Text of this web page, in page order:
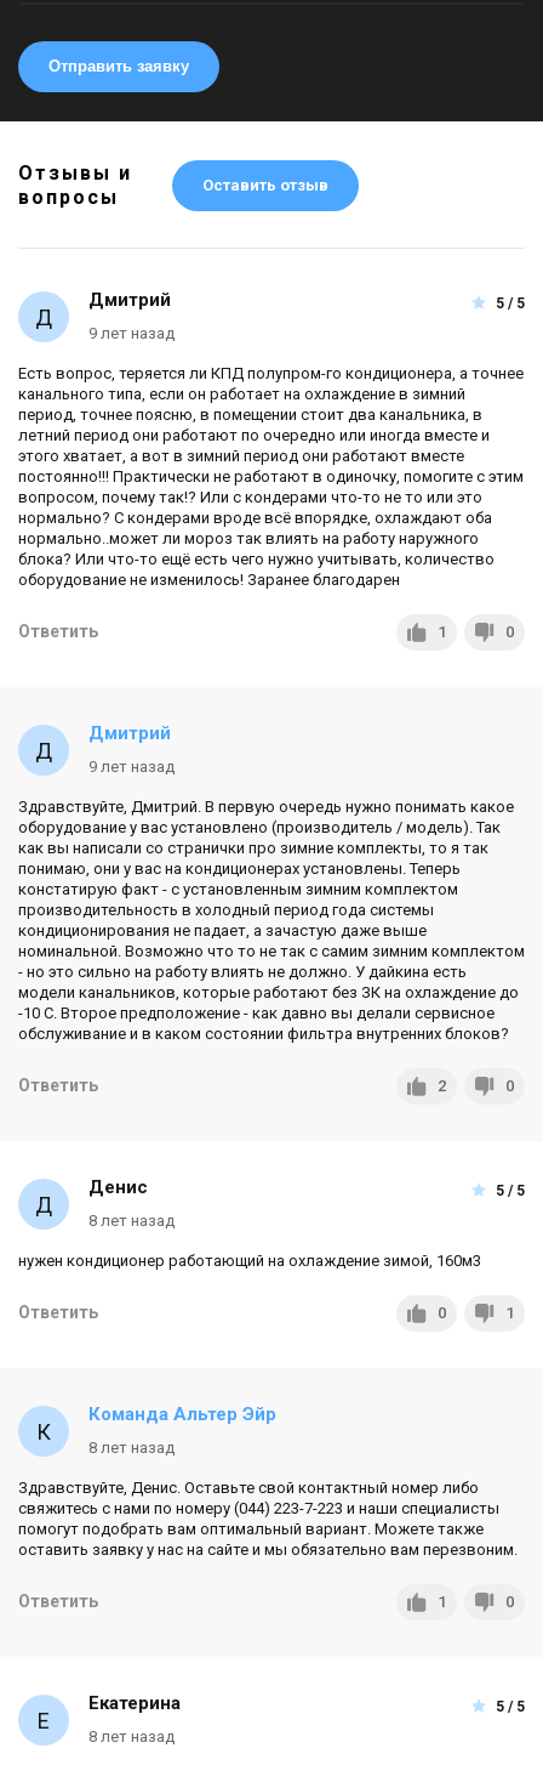
Отправить заявку
Отзывы и
вопросы
Оставить отзыв
5 / 5
Дмитрий
9 лет назад
Есть вопрос, теряется ли КПД полупром-го кондиционера, а точнее
канального типа, если он работает на охлаждение в зимний
период, точнее поясню, в помещении стоит два канальника, в
летний период они работают по очередно или иногда вместе и
этого хватает, а вот в зимний период они работают вместе
постоянно!!! Практически не работают в одиночку, помогите с этим
вопросом, почему так!? Или с кондерами что-то не то или это
нормально? С кондерами вроде всё впорядке, охлаждают оба
нормально..может ли мороз так влиять на работу наружного
блока? Или что-то ещё есть чего нужно учитывать, количество
оборудование не изменилось! Заранее благодарен
Ответить 1 0
Дмитрий
9 лет назад
Здравствуйте, Дмитрий. В первую очередь нужно понимать какое
оборудование у вас установлено (производитель / модель). Так
как вы написали со странички про зимние комплекты, то я так
понимаю, они у вас на кондиционерах установлены. Теперь
констатирую факт - с установленным зимним комплектом
производительность в холодный период года системы
кондиционирования не падает, а зачастую даже выше
номинальной. Возможно что то не так с самим зимним комплектом
- но это сильно на работу влиять не должно. У дайкина есть
модели канальников, которые работают без ЗК на охлаждение до
-10 С. Второе предположение - как давно вы делали сервисное
обслуживание и в каком состоянии фильтра внутренних блоков?
Ответить 2 0
5 / 5
Денис
8 лет назад
нужен кондиционер работающий на охлаждение зимой, 160м3
Ответить 0 1
Команда Альтер Эйр
8 лет назад
Здравствуйте, Денис. Оставьте свой контактный номер либо
свяжитесь с нами по номеру (044) 223-7-223 и наши специалисты
помогут подобрать вам оптимальный вариант. Можете также
оставить заявку у нас на сайте и мы обязательно вам перезвоним.
Ответить 1 0
5 / 5
Екатерина
8 лет назад